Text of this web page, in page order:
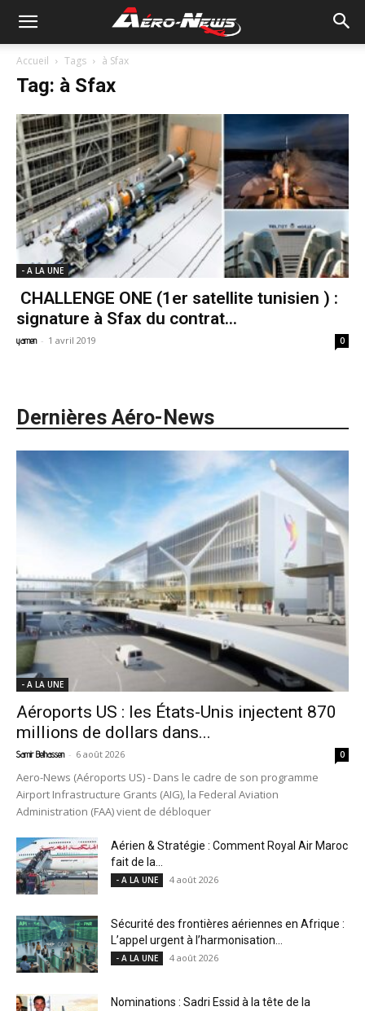
Accueil Tags à Sfax
Tag: à Sfax
- A LA UNE
CHALLENGE ONE (1er satellite tunisien ) :
signature à Sfax du contrat...
yamen - 1 avril 2019 0
Dernières Aéro-News
- A LA UNE
Aéroports US : les États-Unis injectent 870
millions de dollars dans...
Samir Belhassen - 6 août 2026 0
Aero-News (Aéroports US) - Dans le cadre de son programme
Airport Infrastructure Grants (AIG), la Federal Aviation
Administration (FAA) vient de débloquer
Aérien & Stratégie : Comment Royal Air Maroc
fait de la...
- A LA UNE 4 août 2026
Sécurité des frontières aériennes en Afrique :
L’appel urgent à l’harmonisation...
- A LA UNE 4 août 2026
Nominations : Sadri Essid à la tête de la